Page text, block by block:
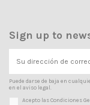
Sign up to
Puede darse de baja en
en el aviso legal.
Acepto las Condiciones